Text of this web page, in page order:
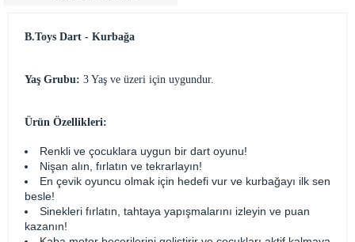
B.Toys Dart - Kurbağa
Yaş Grubu: 3 Yaş ve üzeri için uygundur.
Ürün Özellikleri:
Renkli ve çocuklara uygun bir dart oyunu!
Nişan alın, fırlatın ve tekrarlayın!
En çevik oyuncu olmak için hedefi vur ve kurbağayı ilk sen
besle!
Sinekleri fırlatın, tahtaya yapışmalarını izleyin ve puan
kazanın!